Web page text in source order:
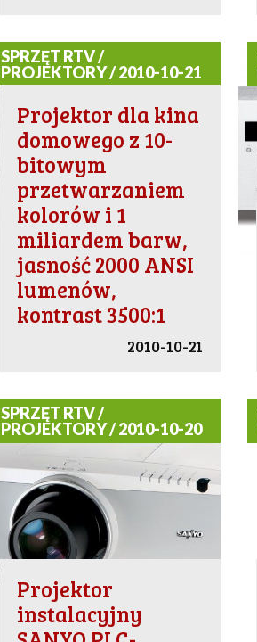
SPRZĘT RTV /
PROJEKTORY / 2010-10-21
Projektor dla kina
domowego z 10-
bitowym
przetwarzaniem
kolorów i 1
miliardem barw,
jasność 2000 ANSI
lumenów,
kontrast 3500:1
2010-10-21
SPRZĘT RTV /
PROJEKTORY / 2010-10-20
Projektor
instalacyjny